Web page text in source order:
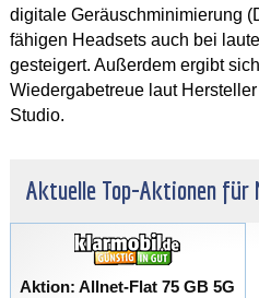
digitale Geräuschminimierung
fähigen Headsets auch bei
gesteigert. Außerdem ergibt
Wiedergabetreue laut
Studio.
Aktuelle Top-Aktionen für
Aktion: Allnet-Flat 75 GB 5G